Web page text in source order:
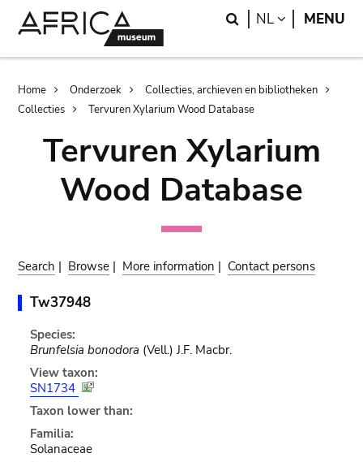
Search
NL LANGUAGE
MENU
Breadcrumb
Home Onderzoek
Collecties, archieven en bibliotheken
Collecties
Tervuren Xylarium Wood Database
Tervuren Xylarium
Wood Database
Search | Browse | More information | Contact persons
Tw37948
Species:
Brunfelsia bonodora (Vell.) J.F. Macbr.
View taxon:
SN1734
Taxon lower than:
Familia:
Solanaceae